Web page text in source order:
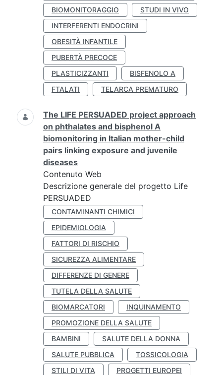
BIOMONITORAGGIO
STUDI IN VIVO
INTERFERENTI ENDOCRINI
OBESITÀ INFANTILE
PUBERTÀ PRECOCE
PLASTICIZZANTI
BISFENOLO A
FTALATI
TELARCA PREMATURO
The LIFE PERSUADED project approach
on phthalates and bisphenol A
biomonitoring in Italian mother-child
pairs linking exposure and juvenile
diseases
Contenuto Web
Descrizione generale del progetto Life
PERSUADED
CONTAMINANTI CHIMICI
EPIDEMIOLOGIA
FATTORI DI RISCHIO
SICUREZZA ALIMENTARE
DIFFERENZE DI GENERE
TUTELA DELLA SALUTE
BIOMARCATORI
INQUINAMENTO
PROMOZIONE DELLA SALUTE
BAMBINI
SALUTE DELLA DONNA
SALUTE PUBBLICA
TOSSICOLOGIA
STILI DI VITA
PROGETTI EUROPEI